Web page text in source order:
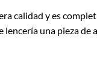
calidad y es
lencería una pieza de